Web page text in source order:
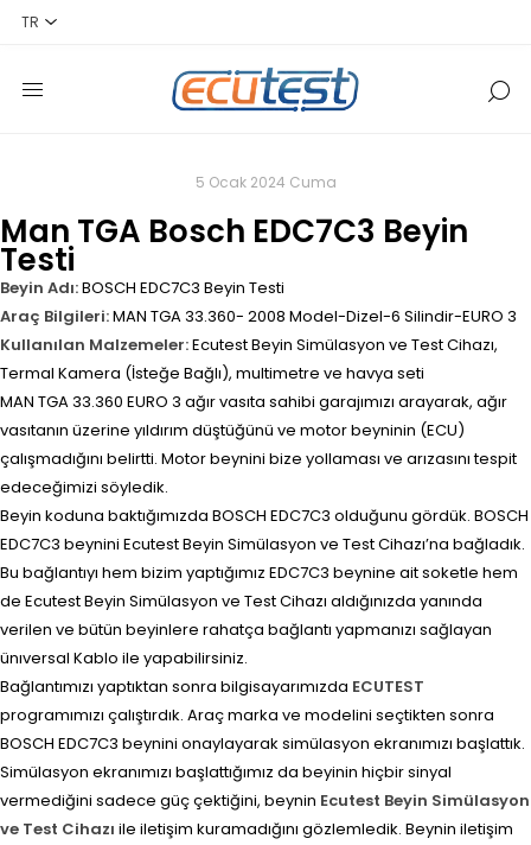
5 Ocak 2024 Cuma
Man TGA Bosch EDC7C3 Beyin
Testi
Beyin Adı:BOSCH EDC7C3 Beyin Testi
Araç Bilgileri:MAN TGA 33.360- 2008 Model-Dizel-6 Silindir-EURO 3
Kullanılan Malzemeler:Ecutest Beyin Simülasyon ve Test Cihazı,
Termal Kamera (İsteğe Bağlı), multimetre ve havya seti
MAN TGA 33.360 EURO 3 ağır vasıta sahibi garajımızı arayarak, ağır
vasıtanın üzerine yıldırım düştüğünü ve motor beyninin (ECU)
çalışmadığını belirtti. Motor beynini bize yollaması ve arızasını tespit
edeceğimizi söyledik.
Beyin koduna baktığımızda BOSCH EDC7C3 olduğunu gördük. BOSCH
EDC7C3 beynini Ecutest Beyin Simülasyon ve Test Cihazı’na bağladık.
Bu bağlantıyı hem bizim yaptığımız EDC7C3 beynine ait soketle hem
de Ecutest Beyin Simülasyon ve Test Cihazı aldığınızda yanında
verilen ve bütün beyinlere rahatça bağlantı yapmanızı sağlayan
ünıversal Kablo ile yapabilirsiniz.
Bağlantımızı yaptıktan sonra bilgisayarımızda ECUTEST
programımızı çalıştırdık. Araç marka ve modelini seçtikten sonra
BOSCH EDC7C3 beynini onaylayarak simülasyon ekranımızı başlattık.
Simülasyon ekranımızı başlattığımız da beyinin hiçbir sinyal
vermediğini sadece güç çektiğini, beynin Ecutest Beyin Simülasyon
ve Test Cihazı ile iletişim kuramadığını gözlemledik. Beynin iletişim